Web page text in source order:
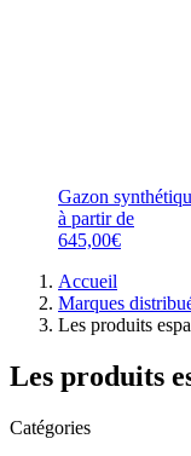
Gazon
à partir de
645,00€
Accueil
Marques
Les produits
Les produits
Catégories